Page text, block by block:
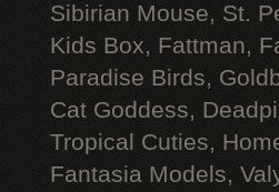
Sibirian Mouse, St.
Kids Box, Fattman,
Paradise Birds,
Cat Goddess,
Tropical Cuties,
Fantasia Models,